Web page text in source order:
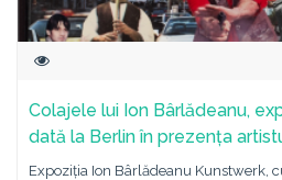
Colajele lui Ion Bârlădeanu,
dată la Berlin în prezența
Expoziția Ion Bârlădeanu Kunstwerk,